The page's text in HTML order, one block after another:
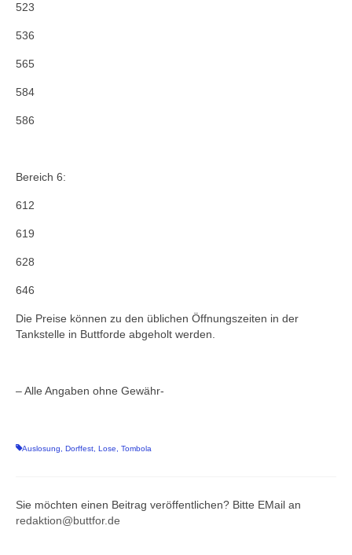
523
536
565
584
586
Bereich 6:
612
619
628
646
Die Preise können zu den üblichen Öffnungszeiten in der
Tankstelle in Buttforde abgeholt werden.
– Alle Angaben ohne Gewähr-
Auslosung Dorffest Lose Tombola
Sie möchten einen Beitrag veröffentlichen? Bitte EMail an
redaktion@buttfor.de